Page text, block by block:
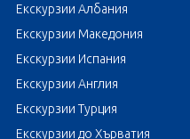
Екскурзии Албания
Екскурзии Македония
Екскурзии Испания
Екскурзии Англия
Екскурзии Турция
Екскурзии до Хърватия